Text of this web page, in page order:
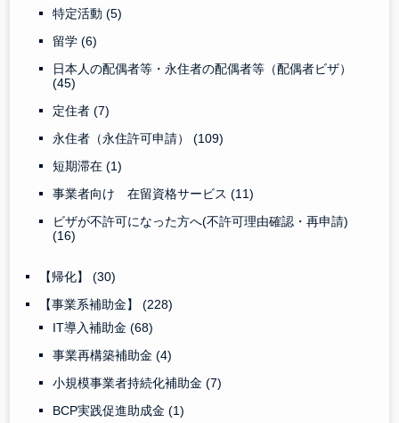
特定活動(5)
留学(6)
日本人の配偶者等・永住者の配偶者等（配偶者ビザ）
(45)
定住者(7)
永住者（永住許可申請）(109)
短期滞在(1)
事業者向け 在留資格サービス(11)
ビザが不許可になった方へ(不許可理由確認・再申請)
(16)
【帰化】(30)
【事業系補助金】(228)
IT導入補助金(68)
事業再構築補助金(4)
小規模事業者持続化補助金(7)
BCP実践促進助成金(1)